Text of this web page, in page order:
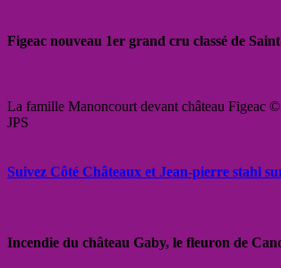
Figeac nouveau 1er grand cru classé de
La famille Manoncourt devant château Figeac ©
JPS
Suivez Côté Châteaux et Jean-pierre stahl
Incendie du château Gaby, le fleuron de